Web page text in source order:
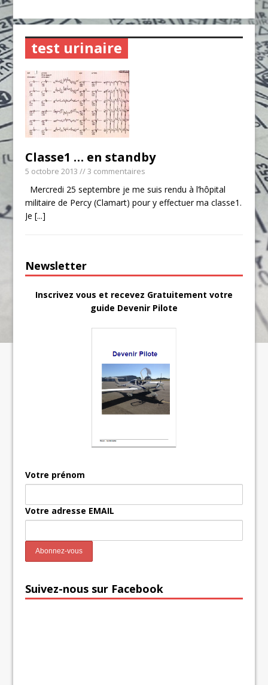
test urinaire
Classe1 … en standby
5 octobre 2013 // 3 commentaires
Mercredi 25 septembre je me suis rendu à l’hôpital
militaire de Percy (Clamart) pour y effectuer ma classe1.
Je[...]
Newsletter
Inscrivez vous et recevez Gratuitement votre
guide Devenir Pilote
Votre prénom
Votre adresse EMAIL
Suivez-nous sur Facebook